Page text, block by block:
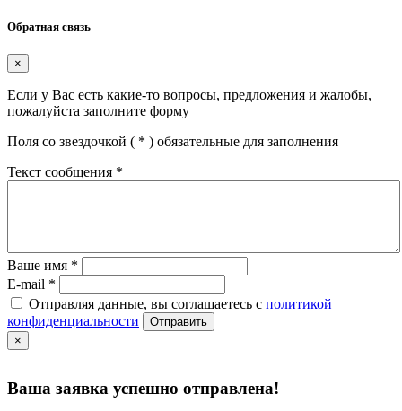
Обратная связь
×
Если у Вас есть какие-то вопросы, предложения и жалобы,
пожалуйста заполните форму
Поля со звездочкой ( * ) обязательные для заполнения
Текст сообщения *
Ваше имя *
E-mail *
Отправляя данные, вы соглашаетесь с политикой
конфиденциальности
Отправить
×
Ваша заявка успешно отправлена!